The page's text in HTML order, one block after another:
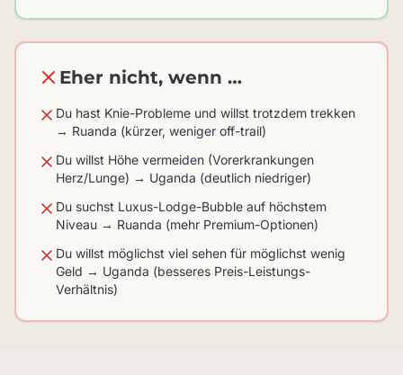
Eher nicht, wenn …
Du hast Knie-Probleme und willst trotzdem trekken
→ Ruanda (kürzer, weniger off-trail)
Du willst Höhe vermeiden (Vorerkrankungen
Herz/Lunge) → Uganda (deutlich niedriger)
Du suchst Luxus-Lodge-Bubble auf höchstem
Niveau → Ruanda (mehr Premium-Optionen)
Du willst möglichst viel sehen für möglichst wenig
Geld → Uganda (besseres Preis-Leistungs-
Verhältnis)